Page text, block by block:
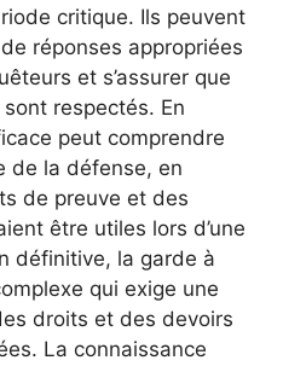
critique. Ils peuvent
réponses appropriées
et s’assurer que
respectés. En
peut comprendre
de la défense, en
de preuve et des
être utiles lors d’une
définitive, la garde à
qui exige une
droits et des devoirs
La connaissance